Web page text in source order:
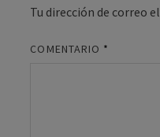
Tu dirección de correo
COMENTARIO *